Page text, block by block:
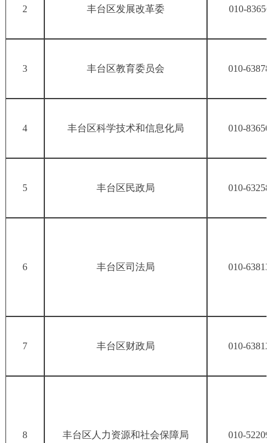
2 丰台区发展改革委 010-
3 丰台区教育委员会 010-
4 丰台区科学技术和信息化局 010-
5 丰台区民政局 010-
6 丰台区司法局 010-
7 丰台区财政局 010-
8 丰台区人力资源和社会保障局 010-